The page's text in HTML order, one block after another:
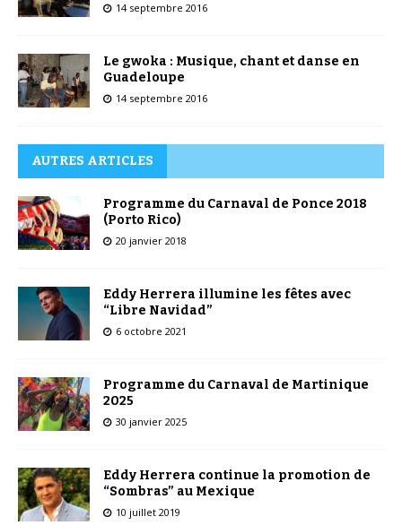
14 septembre 2016
Le gwoka : Musique, chant et danse en
Guadeloupe
14 septembre 2016
AUTRES ARTICLES
Programme du Carnaval de Ponce 2018
(Porto Rico)
20 janvier 2018
Eddy Herrera illumine les fêtes avec
“Libre Navidad”
6 octobre 2021
Programme du Carnaval de Martinique
2025
30 janvier 2025
Eddy Herrera continue la promotion de
“Sombras” au Mexique
10 juillet 2019